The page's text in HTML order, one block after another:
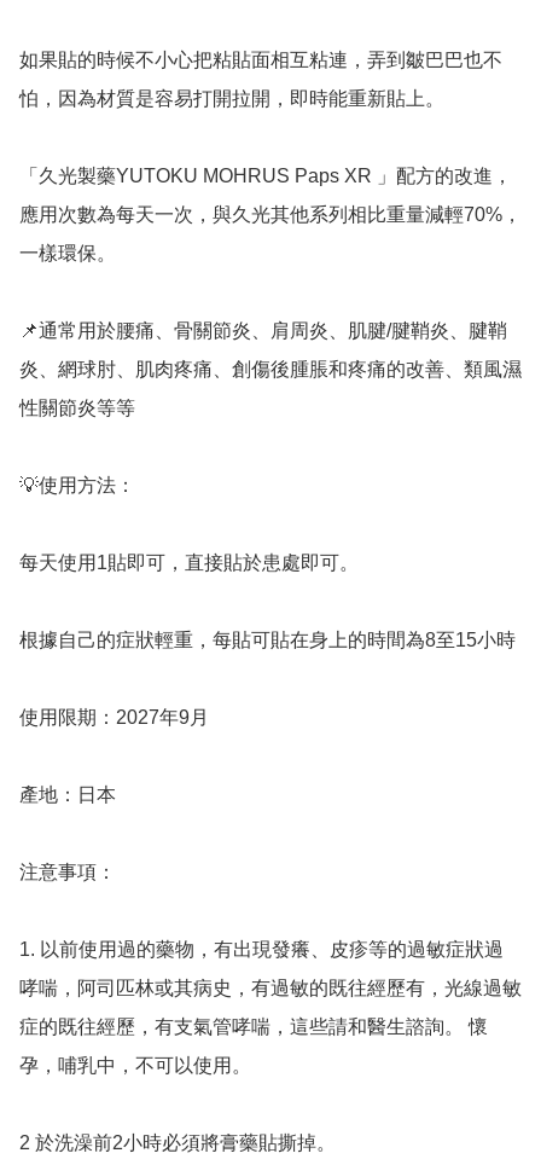
如果貼的時候不小心把粘貼面相互粘連，弄到皺巴巴也不
怕，因為材質是容易打開拉開，即時能重新貼上。
「久光製藥YUTOKU MOHRUS Paps XR 」配方的改進，
應用次數為每天一次，與久光其他系列相比重量減輕70%，
一樣環保。
📌通常用於腰痛、骨關節炎、肩周炎、肌腱/腱鞘炎、腱鞘
炎、網球肘、肌肉疼痛、創傷後腫脹和疼痛的改善、類風濕
性關節炎等等
💡使用方法：
每天使用1貼即可，直接貼於患處即可。
根據自己的症狀輕重，每貼可貼在身上的時間為8至15小時
使用限期：2027年9月
產地：日本
注意事項：
1. 以前使用過的藥物，有出現發癢、皮疹等的過敏症狀過
哮喘，阿司匹林或其病史，有過敏的既往經歷有，光線過敏
症的既往經歷，有支氣管哮喘，這些請和醫生諮詢。 懷
孕，哺乳中，不可以使用。
2 於洗澡前2小時必須將膏藥貼撕掉。